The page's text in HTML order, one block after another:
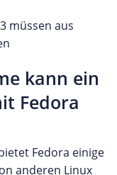
müssen aus
kann ein
Fedora
Fedora einige
anderen Linux